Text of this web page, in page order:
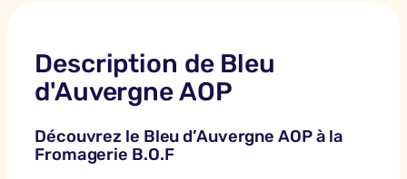
Description de Bleu
d'Auvergne AOP
Découvrez le Bleu d’Auvergne AOP à la
Fromagerie B.O.F